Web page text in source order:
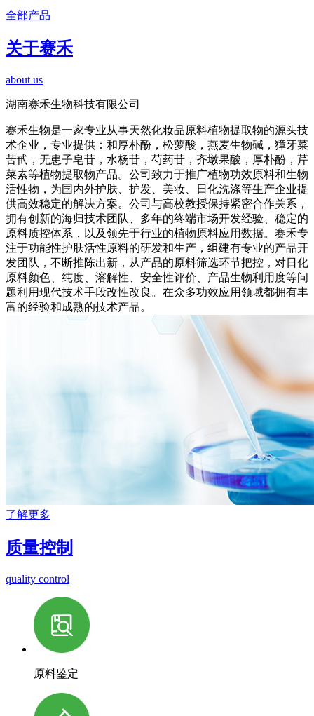
全部产品
关于赛禾
about us
湖南赛禾生物科技有限公司
赛禾生物是一家专业从事天然化妆品原料植物提取物的源头技
术企业，专业提供：和厚朴酚，松萝酸，燕麦生物碱，獐牙菜
苦甙，无患子皂苷，水杨苷，芍药苷，齐墩果酸，厚朴酚，芹
菜素等植物提取物产品。公司致力于推广植物功效原料和生物
活性物，为国内外护肤、护发、美妆、日化洗涤等生产企业提
供高效稳定的解决方案。公司与高校教授保持紧密合作关系，
拥有创新的海归技术团队、多年的终端市场开发经验、稳定的
原料质控体系，以及领先于行业的植物原料应用数据。赛禾专
注于功能性护肤活性原料的研发和生产，组建有专业的产品开
发团队，不断推陈出新，从产品的原料筛选环节把控，对日化
原料颜色、纯度、溶解性、安全性评价、产品生物利用度等问
题利用现代技术手段改性改良。在众多功效应用领域都拥有丰
富的经验和成熟的技术产品。
了解更多
质量控制
quality control
原料鉴定